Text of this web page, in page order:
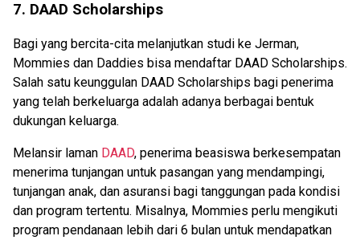
7. DAAD Scholarships
Bagi yang bercita-cita melanjutkan studi ke Jerman,
Mommies dan Daddies bisa mendaftar DAAD Scholarships.
Salah satu keunggulan DAAD Scholarships bagi penerima
yang telah berkeluarga adalah adanya berbagai bentuk
dukungan keluarga.
Melansir laman DAAD, penerima beasiswa berkesempatan
menerima tunjangan untuk pasangan yang mendampingi,
tunjangan anak, dan asuransi bagi tanggungan pada kondisi
dan program tertentu. Misalnya, Mommies perlu mengikuti
program pendanaan lebih dari 6 bulan untuk mendapatkan